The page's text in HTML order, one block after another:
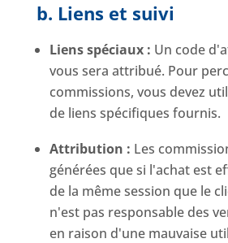
b. Liens et suivi
Liens spéciaux : Un code
vous sera attribué. Pour
commissions, vous devez
de liens spécifiques fournis.
Attribution : Les
générées que si l'achat est
de la même session que le
n'est pas responsable des
en raison d'une mauvaise